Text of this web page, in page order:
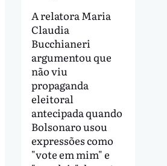
A relatora Maria
Claudia
Bucchianeri
argumentou que
não viu
propaganda
eleitoral
antecipada quando
Bolsonaro usou
expressões como
"vote em mim" e